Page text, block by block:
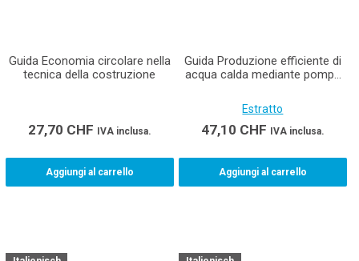
Guida Economia circolare nella
tecnica della costruzione
27,70 CHF IVA inclusa.
Aggiungi al carrello
Guida Produzione efficiente di
acqua calda mediante pompe
Estratto
47,10 CHF IVA inclusa.
Aggiungi al carrello